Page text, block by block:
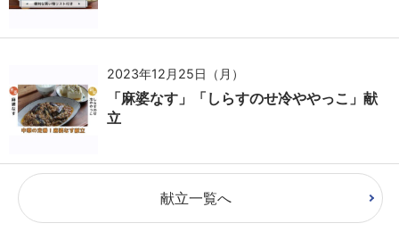
2023年12月25日（月）
「麻婆なす」「しらすのせ冷ややっこ」献
立
献立一覧へ